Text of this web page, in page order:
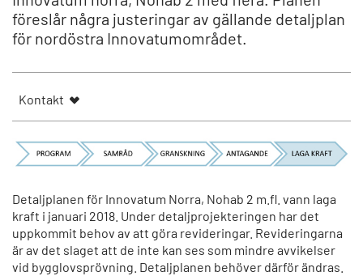
föreslår några justeringar av gällande detaljplan
för nordöstra Innovatumområdet.
Kontakt
Detaljplanen för Innovatum Norra, Nohab 2 m.fl. vann laga
kraft i januari 2018. Under detaljprojekteringen har det
uppkommit behov av att göra revideringar. Revideringarna
är av det slaget att de inte kan ses som mindre avvikelser
vid bygglovsprövning. Detaljplanen behöver därför ändras.